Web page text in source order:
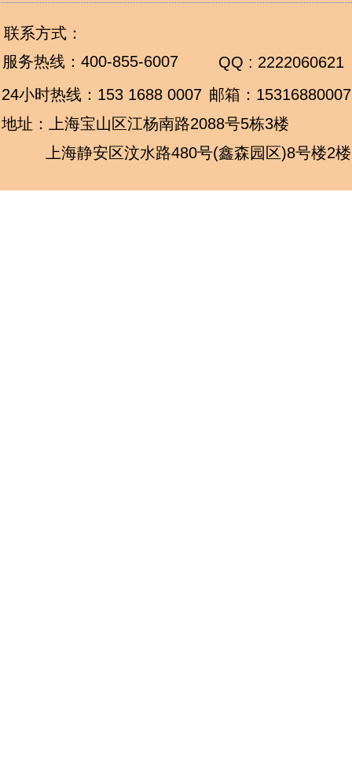
邮箱：
服务热线： 400-855-6007
24小时热线： 153 1688 0007
QQ : 2222060621
上海静安区汶水路480号(鑫森园区)8号楼2楼
地址：上海宝山区江杨南路2088号5栋3楼
联系方式：